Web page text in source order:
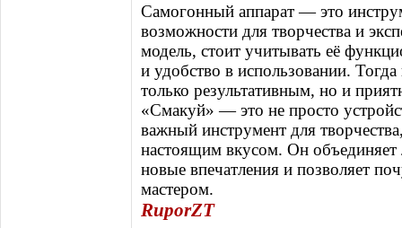
Самогонный аппарат — это
возможности для творчества и
модель, стоит учитывать её
и удобство в использовании.
только результативным, но и
«Смакуй» — это не просто
важный инструмент для
настоящим вкусом. Он
новые впечатления и позволяет
мастером.
RuporZT